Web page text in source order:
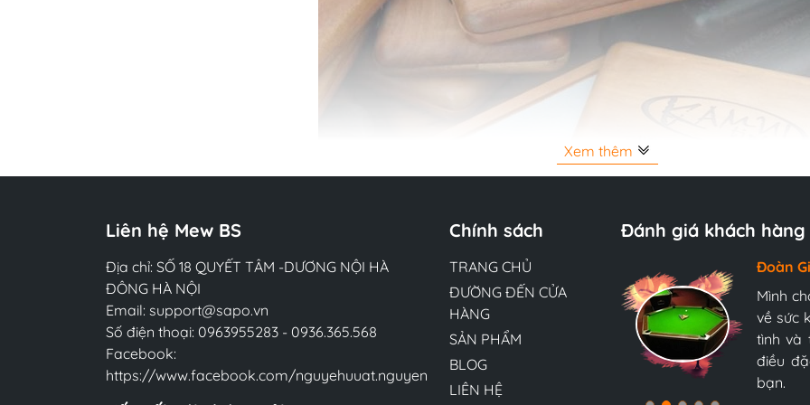
Xem thêm
Liên hệ Mew BS
Địa chỉ: SỐ 18 QUYẾT TÂM -DƯƠNG NỘI HÀ
ĐÔNG HÀ NỘI
Email: support@sapo.vn
Số điện thoại: 0963955283 - 0936.365.568
Facebook:
https://www.facebook.com/nguyehuuat.nguyen
Chính sách
TRANG CHỦ
ĐƯỜNG ĐẾN CỬA
HÀNG
SẢN PHẨM
BLOG
LIÊN HỆ
Đánh giá khách hàng
Hương
Đội
tận
nữa và
Nam,
Đoàn
Mình
về sức
tình và
điều
bạn.
Ngọc
Mình
về sức
tình và
điều
bạn.
bàn bi-
bàn bi-